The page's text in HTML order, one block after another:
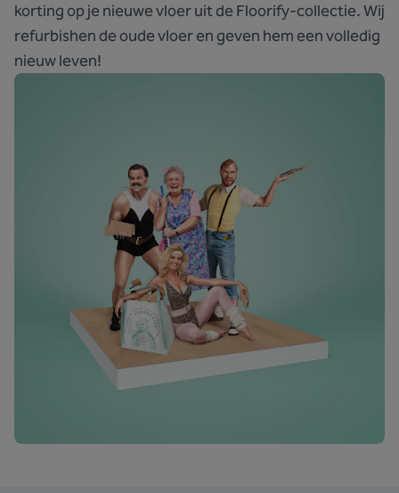
korting op je nieuwe vloer uit de Floorify-collectie. Wij
refurbishen de oude vloer en geven hem een volledig
nieuw leven!